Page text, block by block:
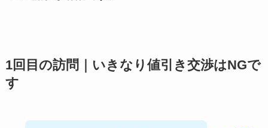
1回目の訪問｜いきなり値引き交渉はNGで
す